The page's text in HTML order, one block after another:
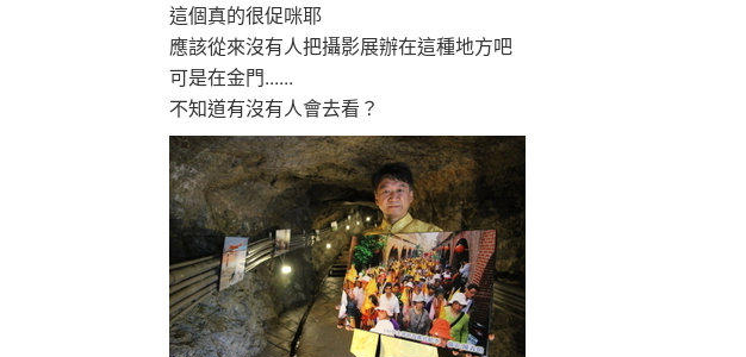
這個真的很促咪耶
應該從來沒有人把攝影展辦在這種地方吧
可是在金門......
不知道有沒有人會去看？